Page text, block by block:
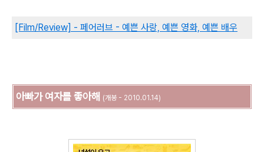
[Film/Review] - 페어러브 - 예쁜 사랑, 예쁜 영화, 예쁜 배우
아빠가 여자를 좋아해 (개봉 - 2010.01.14)